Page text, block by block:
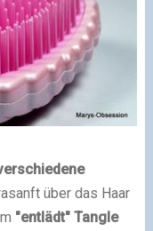
über das Haar
"entlädt" Tangle